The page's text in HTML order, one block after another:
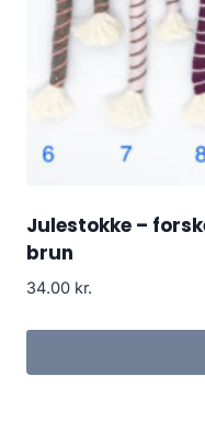
Julestokke –
brun
34.00 kr.